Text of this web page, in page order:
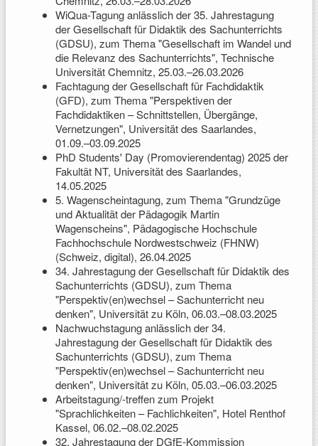
WiQua-Tagung anlässlich der 35. Jahrestagung
der Gesellschaft für Didaktik des Sachunterrichts
(GDSU), zum Thema "Gesellschaft im Wandel und
die Relevanz des Sachunterrichts", Technische
Universität Chemnitz, 25.03.–26.03.2026
Fachtagung der Gesellschaft für Fachdidaktik
(GFD), zum Thema "Perspektiven der
Fachdidaktiken – Schnittstellen, Übergänge,
Vernetzungen", Universität des Saarlandes,
01.09.–03.09.2025
PhD Students' Day (Promovierendentag) 2025 der
Fakultät NT, Universität des Saarlandes,
14.05.2025
5. Wagenscheintagung, zum Thema "Grundzüge
und Aktualität der Pädagogik Martin
Wagenscheins", Pädagogische Hochschule
Fachhochschule Nordwestschweiz (FHNW)
(Schweiz, digital), 26.04.2025
34. Jahrestagung der Gesellschaft für Didaktik des
Sachunterrichts (GDSU), zum Thema
"Perspektiv(en)wechsel – Sachunterricht neu
denken", Universität zu Köln, 06.03.–08.03.2025
Nachwuchstagung anlässlich der 34.
Jahrestagung der Gesellschaft für Didaktik des
Sachunterrichts (GDSU), zum Thema
"Perspektiv(en)wechsel – Sachunterricht neu
denken", Universität zu Köln, 05.03.–06.03.2025
Arbeitstagung/-treffen zum Projekt
"Sprachlichkeiten – Fachlichkeiten", Hotel Renthof
Kassel, 06.02.–08.02.2025
32. Jahrestagung der DGfE-Kommission